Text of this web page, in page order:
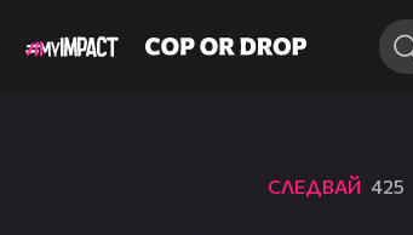
СЛЕДВАЙ 425